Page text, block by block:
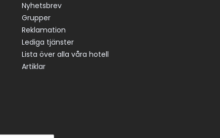
Nyhetsbrev
Grupper
Reklamation
Lediga tjänster
Lista över alla våra hotell
Artiklar